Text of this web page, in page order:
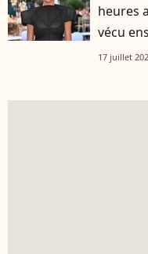
heures
vécu
17 juillet